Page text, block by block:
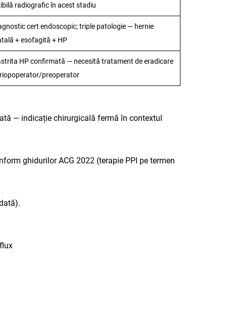
radiografic în acest stadiu
cert endoscopic; triple patologie — hernie
+ esofagită + HP
HP confirmată — necesită tratament de eradicare
preoperator
— indicație chirurgicală fermă în contextul
ghidurilor ACG 2022 (terapie PPI pe termen